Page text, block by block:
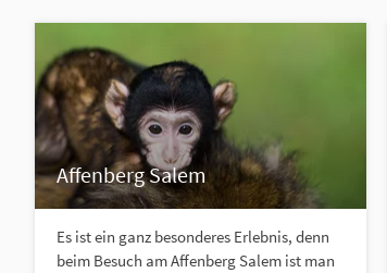
Affenberg Salem
Es ist ein ganz besonderes Erlebnis, denn
beim Besuch am Affenberg Salem ist man